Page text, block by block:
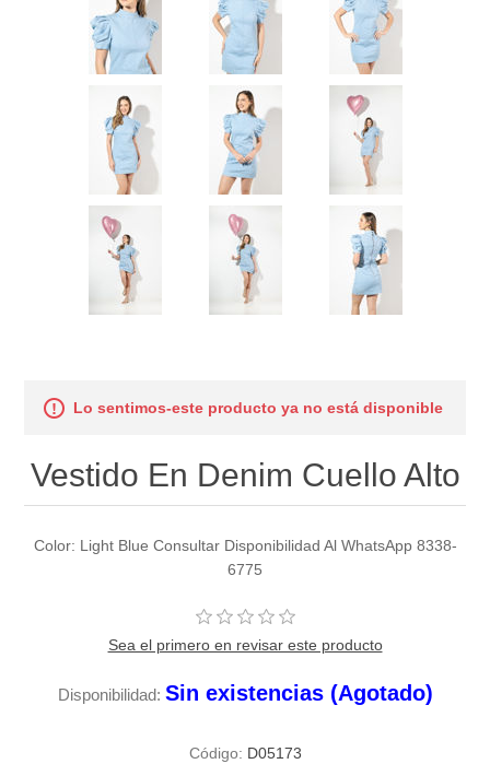
Lo sentimos-este producto ya no está disponible
Vestido En Denim Cuello Alto
Color: Light Blue Consultar Disponibilidad Al WhatsApp 8338-
6775
Sea el primero en revisar este producto
Disponibilidad: Sin existencias (Agotado)
Código: D05173